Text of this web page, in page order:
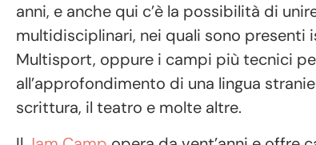
anni, e anche qui c’è la possibilità di
multidisciplinari, nei quali sono
Multisport, oppure i campi più tecnici
all’approfondimento di una lingua
scrittura, il teatro e molte altre.